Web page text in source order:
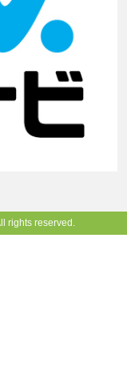
rights reserved.